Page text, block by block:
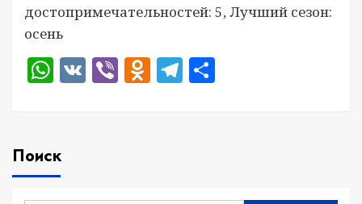
достопримечательностей: 5, Лучший сезон:
осень
WhatsApp
VKViberOdnoklassniki
Telegram
Поиск